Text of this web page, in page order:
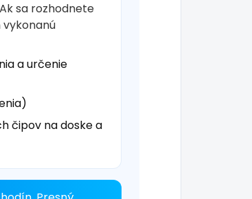
sa rozhodnete
a určenie
čipov na doske a